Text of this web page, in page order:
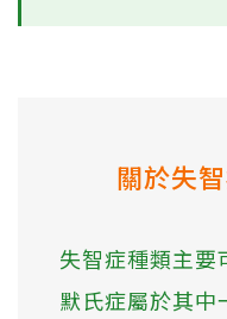
關於失
失智症種類主要
默氏症屬於其中